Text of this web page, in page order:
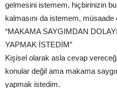
gelmesini istemem, hiçbirinizin
kalmasını da istemem, müsaade
“MAKAMA SAYGIMDAN
YAPMAK İSTEDİM”
Kişisel olarak asla cevap
konular değil ama makama
yapmak istedim.